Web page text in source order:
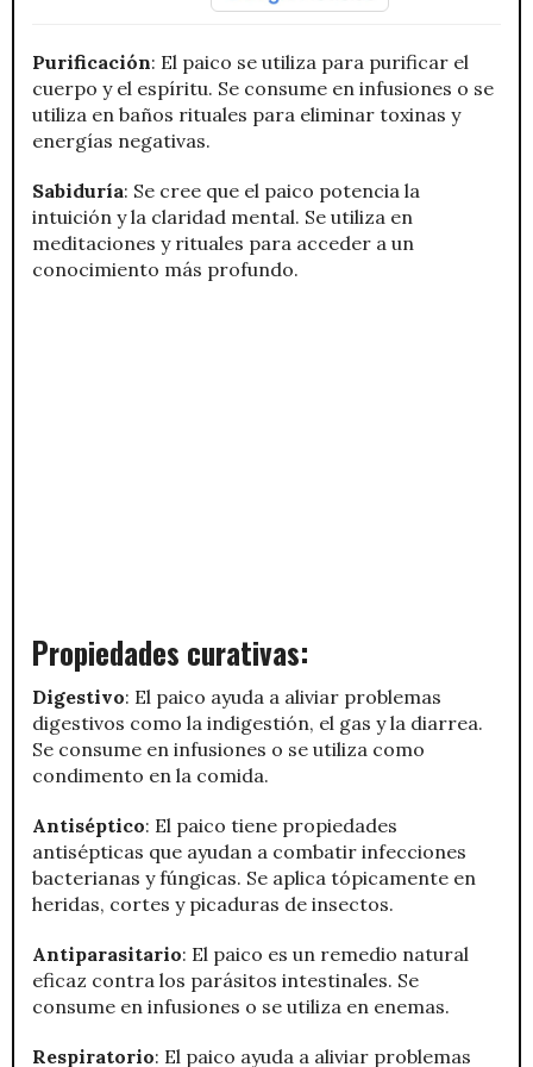
Purificación: El paico se utiliza para purificar el
cuerpo y el espíritu. Se consume en infusiones o se
utiliza en baños rituales para eliminar toxinas y
energías negativas.
Sabiduría: Se cree que el paico potencia la
intuición y la claridad mental. Se utiliza en
meditaciones y rituales para acceder a un
conocimiento más profundo.
Propiedades curativas:
Digestivo: El paico ayuda a aliviar problemas
digestivos como la indigestión, el gas y la diarrea.
Se consume en infusiones o se utiliza como
condimento en la comida.
Antiséptico: El paico tiene propiedades
antisépticas que ayudan a combatir infecciones
bacterianas y fúngicas. Se aplica tópicamente en
heridas, cortes y picaduras de insectos.
Antiparasitario: El paico es un remedio natural
eficaz contra los parásitos intestinales. Se
consume en infusiones o se utiliza en enemas.
Respiratorio: El paico ayuda a aliviar problemas